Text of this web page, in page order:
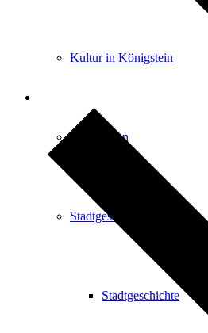
Kultur in Königstein
Die Burgen
Stadtgeschichte
Stadtgeschichte